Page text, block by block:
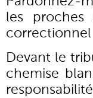
les
correctionnel
Devant le
chemise